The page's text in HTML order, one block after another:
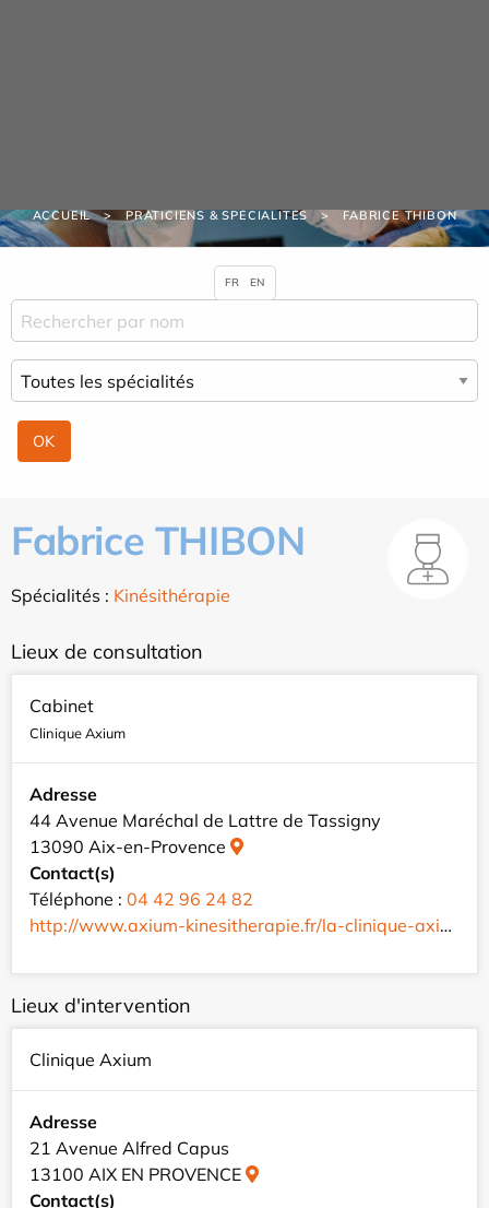
ACCUEIL PRATICIENS & SPÉCIALITÉS FABRICE THIBON
Fabrice THIBON
Spécialités : Kinésithérapie
Lieux de consultation
Cabinet
Clinique Axium
Adresse
44 Avenue Maréchal de Lattre de Tassigny
13090 Aix-en-Provence
Contact(s)
Téléphone : 04 42 96 24 82
http://www.axium-kinesitherapie.fr/la-clinique-axium/
Lieux d'intervention
Clinique Axium
Adresse
21 Avenue Alfred Capus
13100 AIX EN PROVENCE
Contact(s)
FR EN